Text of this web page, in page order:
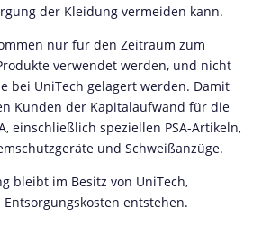
der Kleidung vermeiden kann.
nur für den Zeitraum zum
verwendet werden, und nicht
bei UniTech gelagert werden. Damit
Kunden der Kapitalaufwand für die
einschließlich speziellen PSA-Artikeln,
und Schweißanzüge.
bleibt im Besitz von UniTech,
entstehen.